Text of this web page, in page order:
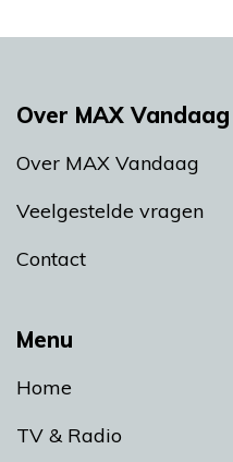
Menu
Home
TV & Radio
Over MAX Vandaag
Over MAX Vandaag
Veelgestelde vragen
Contact